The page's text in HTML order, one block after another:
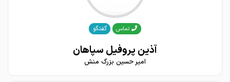
تماس گفتگو
آذین پروفیل سپاهان
امیر حسین بزرگ منش